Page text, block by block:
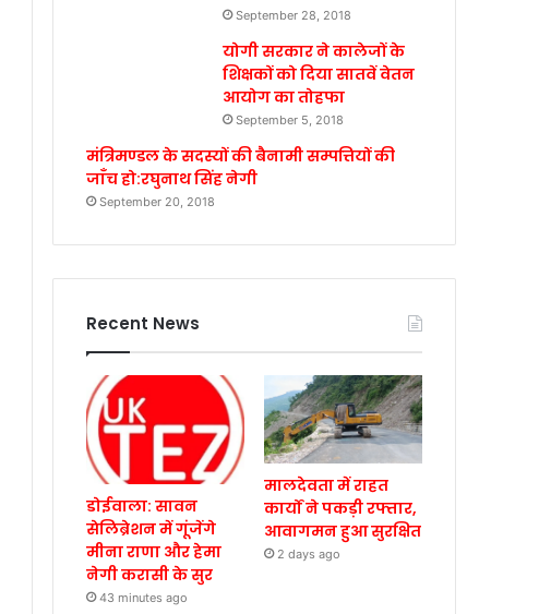
September 28, 2018
योगी सरकार ने कालेजों के
शिक्षकों को दिया सातवें वेतन
आयोग का तोहफा
September 5, 2018
मंत्रिमण्डल के सदस्यों की बैनामी सम्पत्तियों की
जाँच हो:रघुनाथ सिंह नेगी
September 20, 2018
Recent News
डोईवाला: सावन
सेलिब्रेशन में गूंजेंगे
मीना राणा और हेमा
नेगी करासी के सुर
43 minutes ago
मालदेवता में राहत
कार्यों ने पकड़ी रफ्तार,
आवागमन हुआ सुरक्षित
2 days ago